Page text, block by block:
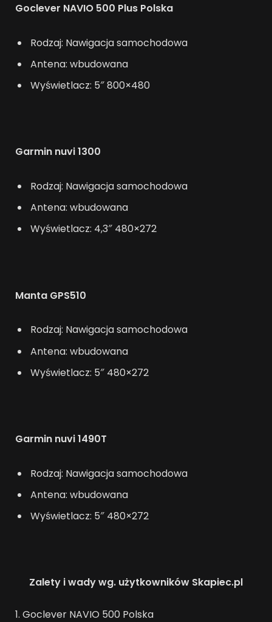
Goclever NAVIO 500 Plus Polska
Rodzaj: Nawigacja samochodowa
Antena: wbudowana
Wyświetlacz: 5″ 800×480
Garmin nuvi 1300
Rodzaj: Nawigacja samochodowa
Antena: wbudowana
Wyświetlacz: 4,3″ 480×272
Manta GPS510
Rodzaj: Nawigacja samochodowa
Antena: wbudowana
Wyświetlacz: 5″ 480×272
Garmin nuvi 1490T
Rodzaj: Nawigacja samochodowa
Antena: wbudowana
Wyświetlacz: 5″ 480×272
Zalety i wady wg. użytkowników Skapiec.pl
1. Goclever NAVIO 500 Polska